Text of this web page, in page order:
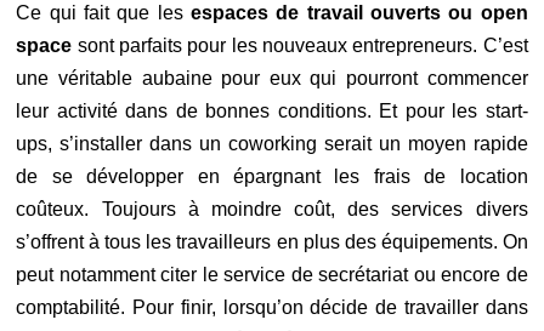
Ce qui fait que les espaces de travail ouverts ou open
space sont parfaits pour les nouveaux entrepreneurs. C’est
une véritable aubaine pour eux qui pourront commencer
leur activité dans de bonnes conditions. Et pour les start-
ups, s’installer dans un coworking serait un moyen rapide
de se développer en épargnant les frais de location
coûteux. Toujours à moindre coût, des services divers
s’offrent à tous les travailleurs en plus des équipements. On
peut notamment citer le service de secrétariat ou encore de
comptabilité. Pour finir, lorsqu’on décide de travailler dans